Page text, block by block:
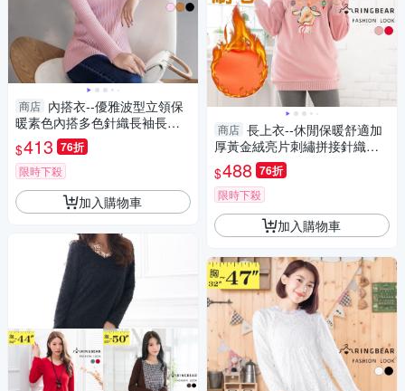
商店 內搭衣--優雅波型立領保
暖素色內搭多色針織長袖長上
衣(黑.粉.咖L-3L)-X381眼圈熊
中大尺碼
$413 76折
限時下殺
加入購物車
商店 長上衣--休閒保暖舒適加
厚黃金絨亮片刺繡拼接針織長
袖上衣(紅.粉XL-3L)-X407眼圈
熊中大尺碼
$488 76折
限時下殺
加入購物車